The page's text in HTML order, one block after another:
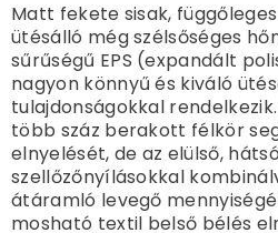
Matt fekete sisak, függőleges
ütésálló még szélsőséges
sűrűségű EPS (expandált
nagyon könnyű és kiváló
tulajdonságokkal
több száz berakott félkör
elnyelését, de az elülső,
szellőzőnyílásokkal
átáramló levegő
mosható textil belső bélés